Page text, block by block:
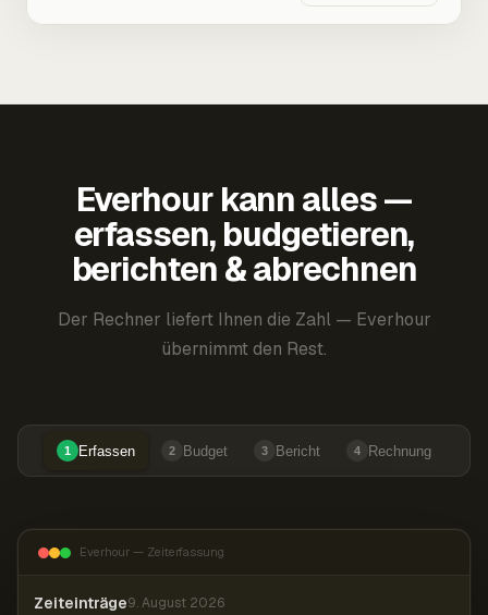
Everhour kann alles —
erfassen, budgetieren,
berichten & abrechnen
Der Rechner liefert Ihnen die Zahl — Everhour
übernimmt den Rest.
1 Erfassen 2 Budget 3 Bericht 4 Rechnung
Everhour — Zeiterfassung
Zeiteinträge9. August 2026